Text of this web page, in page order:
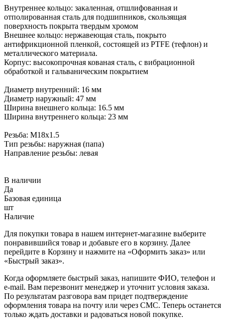
Внутреннее кольцо: закаленная, отшлифованная и
отполированная сталь для подшипников, скользящая
поверхность покрыта твердым хромом
Внешнее кольцо: нержавеющая сталь, покрыто
антифрикционной пленкой, состоящей из PTFE (тефлон) и
металлического материала.
Корпус: высокопрочная кованая сталь, с вибрационной
обработкой и гальваническим покрытием
Диаметр внутренний: 16 мм
Диаметр наружный: 47 мм
Ширина внешнего кольца: 16.5 мм
Ширина внутреннего кольца: 23 мм
Резьба: М18х1.5
Тип резьбы: наружная (папа)
Направление резьбы: левая
В наличии
Да
Базовая единица
шт
Наличие
Для покупки товара в нашем интернет-магазине выберите
понравившийся товар и добавьте его в корзину. Далее
перейдите в Корзину и нажмите на «Оформить заказ» или
«Быстрый заказ».
Когда оформляете быстрый заказ, напишите ФИО, телефон и
e-mail. Вам перезвонит менеджер и уточнит условия заказа.
По результатам разговора вам придет подтверждение
оформления товара на почту или через СМС. Теперь останется
только ждать доставки и радоваться новой покупке.